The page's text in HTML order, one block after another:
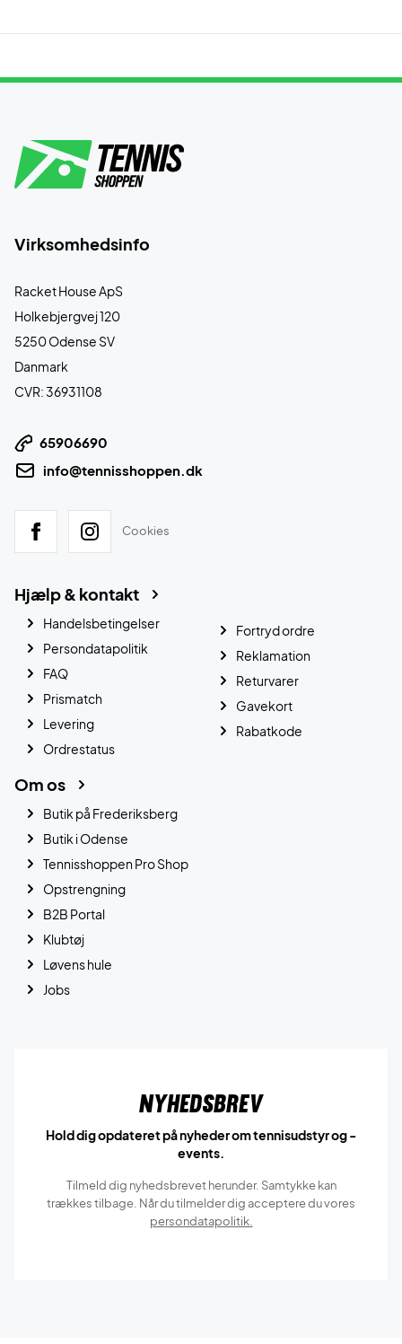
Virksomhedsinfo
Racket House ApS
Holkebjergvej 120
5250 Odense SV
Danmark
CVR: 36931108
65906690
info@tennisshoppen.dk
Cookies
Hjælp & kontakt
Handelsbetingelser
Persondatapolitik
FAQ
Prismatch
Levering
Ordrestatus
Fortryd ordre
Reklamation
Returvarer
Gavekort
Rabatkode
Om os
Butik på Frederiksberg
Butik i Odense
Tennisshoppen Pro Shop
Opstrengning
B2B Portal
Klubtøj
Løvens hule
Jobs
Nyhedsbrev
Hold dig opdateret på nyheder om tennisudstyr og -
events.
Tilmeld dig nyhedsbrevet herunder. Samtykke kan
trækkes tilbage. Når du tilmelder dig acceptere du vores
persondatapolitik.